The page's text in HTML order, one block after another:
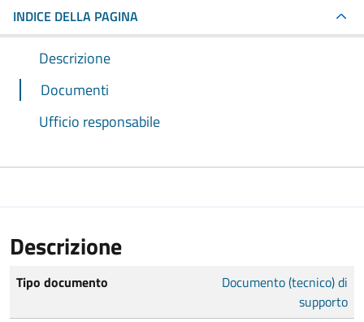
INDICE DELLA PAGINA
Descrizione
Documenti
Ufficio responsabile
Descrizione
Tipo documento
Documento (tecnico) di
supporto